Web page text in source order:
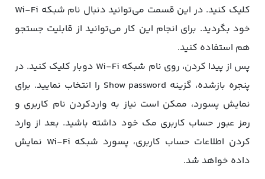
کلیک کنید. در این قسمت می‌توانید دنبال نام شبکه Wi-Fi
خود بگردید. برای انجام این کار می‌توانید از قابلیت جستجو
هم استفاده کنید.
پس از پیدا کردن، روی نام شبکه Wi-Fi دوبار کلیک کنید. در
پنجره بازشده، گزینه Show password را انتخاب نمایید. برای
نمایش پسورد، ممکن است نیاز به واردکردن نام کاربری و
رمز عبور حساب کاربری مک خود داشته باشید. بعد از وارد
کردن اطلاعات حساب کاربری، پسورد شبکه Wi-Fi نمایش
داده خواهد شد.